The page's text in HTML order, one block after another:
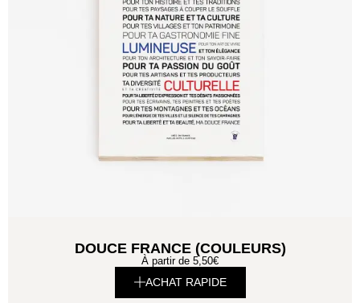
DOUCE FRANCE (COULEURS)
À partir de 5,50€
ACHAT RAPIDE